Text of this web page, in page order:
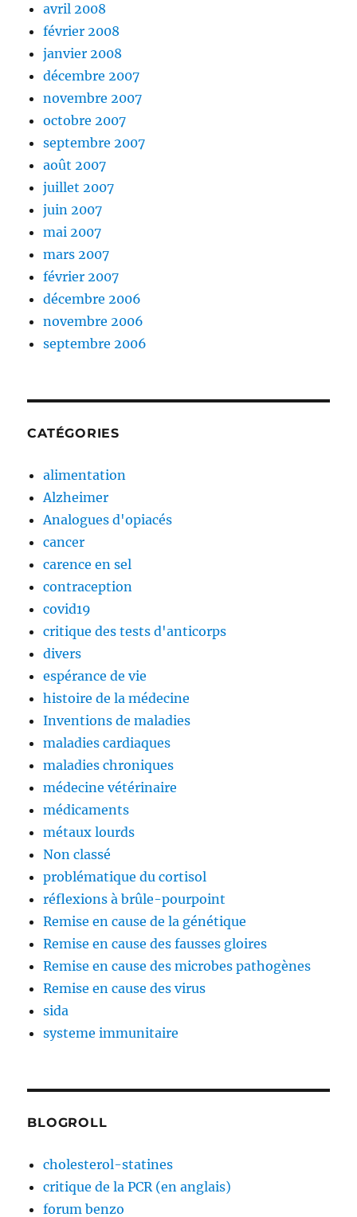
avril 2008
février 2008
janvier 2008
décembre 2007
novembre 2007
octobre 2007
septembre 2007
août 2007
juillet 2007
juin 2007
mai 2007
mars 2007
février 2007
décembre 2006
novembre 2006
septembre 2006
CATÉGORIES
alimentation
Alzheimer
Analogues d'opiacés
cancer
carence en sel
contraception
covid19
critique des tests d'anticorps
divers
espérance de vie
histoire de la médecine
Inventions de maladies
maladies cardiaques
maladies chroniques
médecine vétérinaire
médicaments
métaux lourds
Non classé
problématique du cortisol
réflexions à brûle-pourpoint
Remise en cause de la génétique
Remise en cause des fausses gloires
Remise en cause des microbes pathogènes
Remise en cause des virus
sida
systeme immunitaire
BLOGROLL
cholesterol-statines
critique de la PCR (en anglais)
forum benzo